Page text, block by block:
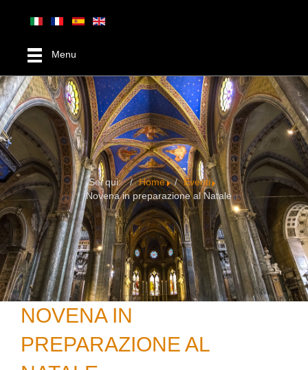
Menu
Sei qui: Home
Eventi
Novena in preparazione al Natale
NOVENA IN
PREPARAZIONE AL